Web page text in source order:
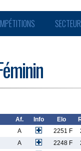
Af. Info Elo
A 2251 F
A 2248 F